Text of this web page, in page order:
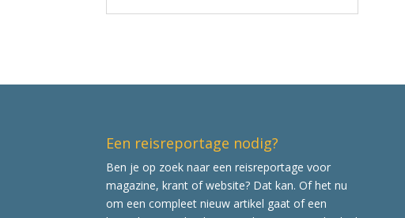
Een reisreportage nodig?
Ben je op zoek naar een reisreportage voor
magazine, krant of website? Dat kan. Of het nu
om een compleet nieuw artikel gaat of een